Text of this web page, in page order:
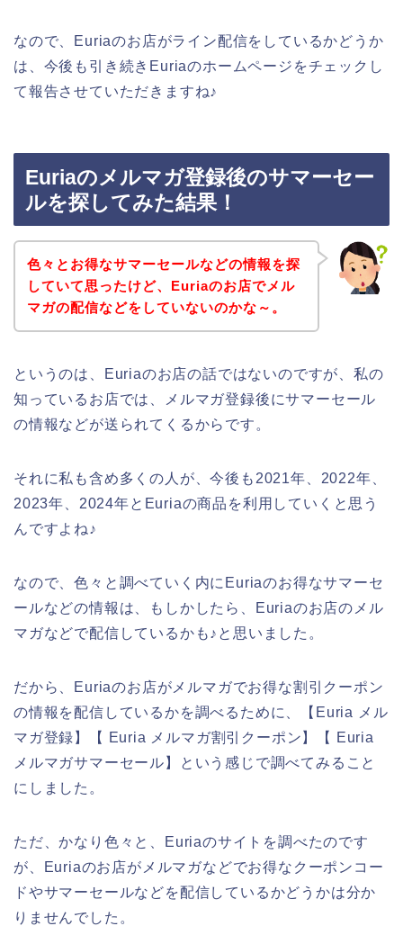
なので、Euriaのお店がライン配信をしているかどうか
は、今後も引き続きEuriaのホームページをチェックし
て報告させていただきますね♪
Euriaのメルマガ登録後のサマーセー
ルを探してみた結果！
色々とお得なサマーセールなどの情報を探
していて思ったけど、Euriaのお店でメル
マガの配信などをしていないのかな～。
というのは、Euriaのお店の話ではないのですが、私の
知っているお店では、メルマガ登録後にサマーセール
の情報などが送られてくるからです。
それに私も含め多くの人が、今後も2021年、2022年、
2023年、2024年とEuriaの商品を利用していくと思う
んですよね♪
なので、色々と調べていく内にEuriaのお得なサマーセ
ールなどの情報は、もしかしたら、Euriaのお店のメル
マガなどで配信しているかも♪と思いました。
だから、Euriaのお店がメルマガでお得な割引クーポン
の情報を配信しているかを調べるために、【Euria メル
マガ登録】【 Euria メルマガ割引クーポン】【 Euria
メルマガサマーセール】という感じで調べてみること
にしました。
ただ、かなり色々と、Euriaのサイトを調べたのです
が、Euriaのお店がメルマガなどでお得なクーポンコー
ドやサマーセールなどを配信しているかどうかは分か
りませんでした。